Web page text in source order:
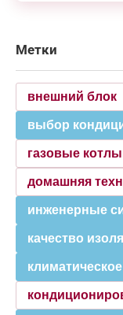
Метки
внешний блок
выбор
газовые котлы
домашняя
инженерные
качество